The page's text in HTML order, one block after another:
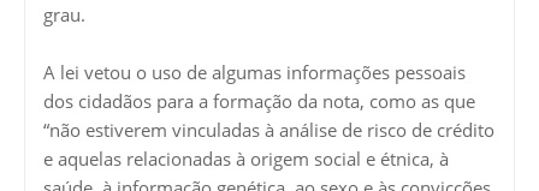
grau.
A lei vetou o uso de algumas informações pessoais
dos cidadãos para a formação da nota, como as que
“não estiverem vinculadas à análise de risco de crédito
e aquelas relacionadas à origem social e étnica, à